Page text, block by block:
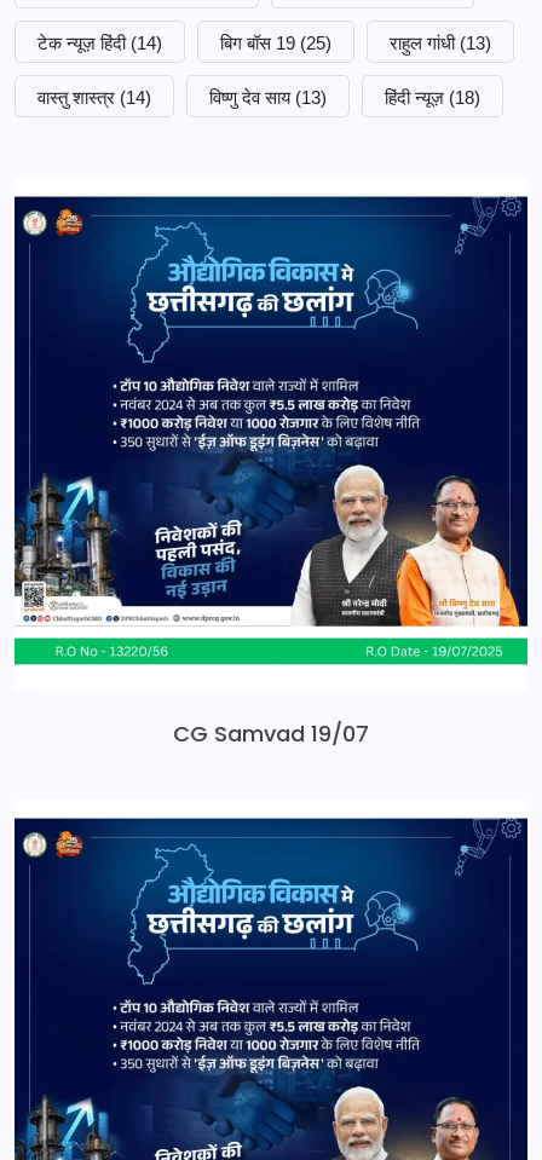
टेक न्यूज़ हिंदी (14) बिग बॉस 19 (25) राहुल गांधी (13)
वास्तु शास्त्र (14) विष्णु देव साय (13) हिंदी न्यूज़ (18)
CG Samvad 19/07